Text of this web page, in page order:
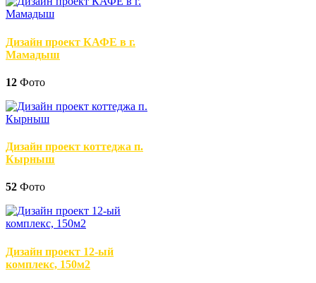
Дизайн проект КАФЕ в г.
Мамадыш
12 Фото
Дизайн проект коттеджа п.
Кырныш
52 Фото
Дизайн проект 12-ый
комплекс, 150м2